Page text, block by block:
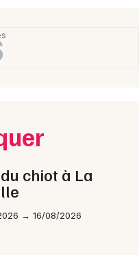
chiot à La
→ 16/08/2026